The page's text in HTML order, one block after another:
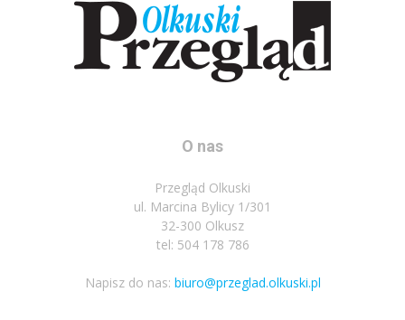
O nas
Przegląd Olkuski
ul. Marcina Bylicy 1/301
32-300 Olkusz
tel: 504 178 786
Napisz do nas: biuro@przeglad.olkuski.pl